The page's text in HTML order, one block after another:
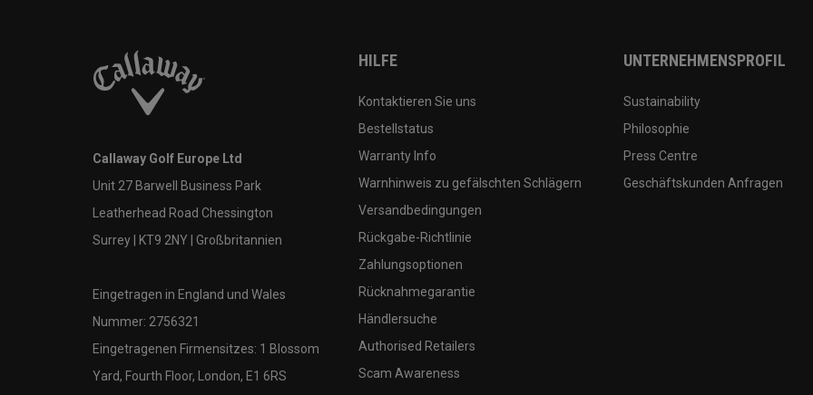
Callaway Golf Europe Ltd
Unit 27 Barwell Business Park
Leatherhead Road Chessington
Surrey | KT9 2NY | Großbritannien
Eingetragen in England und Wales
Nummer: 2756321
Eingetragenen Firmensitzes: 1 Blossom
Yard, Fourth Floor, London, E1 6RS
HILFE
Kontaktieren Sie uns
Bestellstatus
Warranty Info
Warnhinweis zu gefälschten Schlägern
Versandbedingungen
Rückgabe-Richtlinie
Zahlungsoptionen
Rücknahmegarantie
Händlersuche
Authorised Retailers
Scam Awareness
UNTERNEHMENSPROFIL
Sustainability
Philosophie
Press Centre
Geschäftskunden Anfragen